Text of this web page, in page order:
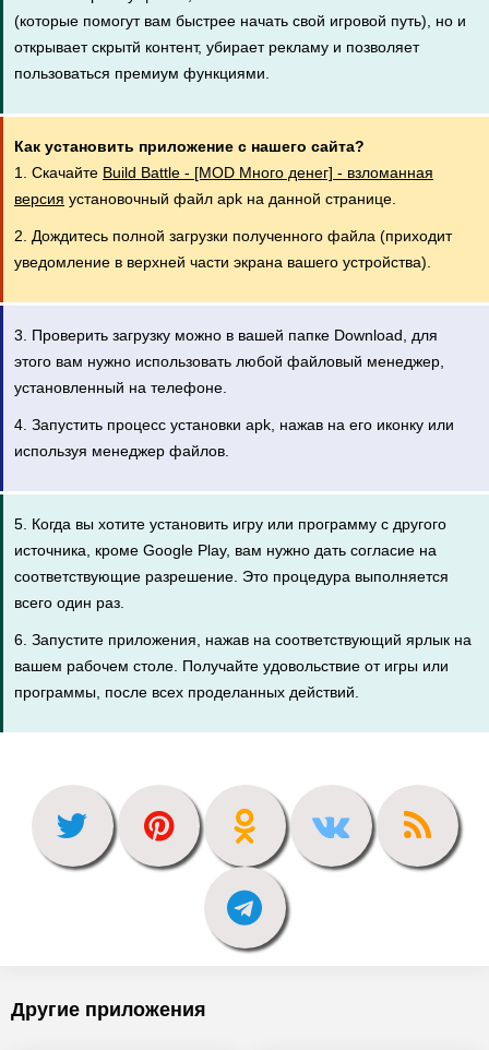
(которые помогут вам быстрее начать свой игровой путь), но и
открывает скрытй контент, убирает рекламу и позволяет
пользоваться премиум функциями.
Как установить приложение с нашего сайта?
1. Скачайте Build Battle - [MOD Много денег] - взломанная
версия установочный файл apk на данной странице.
2. Дождитесь полной загрузки полученного файла (приходит
уведомление в верхней части экрана вашего устройства).
3. Проверить загрузку можно в вашей папке Download, для
этого вам нужно использовать любой файловый менеджер,
установленный на телефоне.
4. Запустить процесс установки apk, нажав на его иконку или
используя менеджер файлов.
5. Когда вы хотите установить игру или программу с другого
источника, кроме Google Play, вам нужно дать согласие на
соответствующие разрешение. Это процедура выполняется
всего один раз.
6. Запустите приложения, нажав на соответствующий ярлык на
вашем рабочем столе. Получайте удовольствие от игры или
программы, после всех проделанных действий.
Другие приложения